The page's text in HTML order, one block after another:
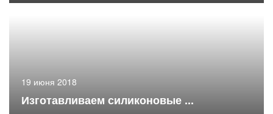
19 июня 2018
Изготавливаем силиконовые ...